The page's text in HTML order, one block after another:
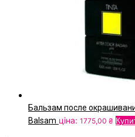
Бальзам после
Balsam ціна: 1775,00 ₴